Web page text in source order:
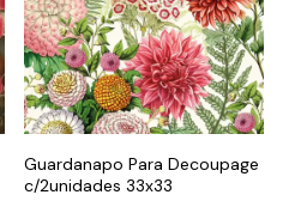
Guardanapo Para Decoupage
c/2unidades 33x33